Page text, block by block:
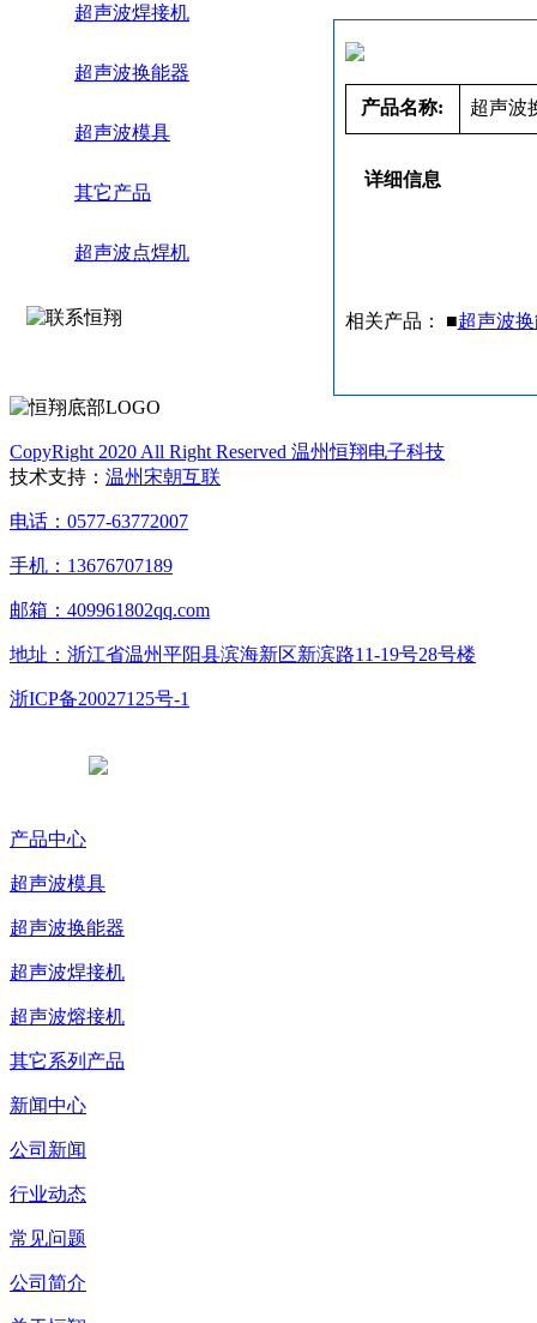
超声波焊接机
超声波换能器
超声波模具
其它产品
超声波点焊机
产品名称: 超声波
详细信息
相关产品： ■超声波
CopyRight 2020 All Right Reserved 温州恒翔电子科技
技术支持： 温州宋朝互联
电话：0577-63772007
手机：13676707189
邮箱：409961802qq.com
地址：浙江省温州平阳县滨海新区新滨路11-19号28号楼
浙ICP备20027125号-1
产品中心
超声波模具
超声波换能器
超声波焊接机
超声波熔接机
其它系列产品
新闻中心
公司新闻
行业动态
常见问题
公司简介